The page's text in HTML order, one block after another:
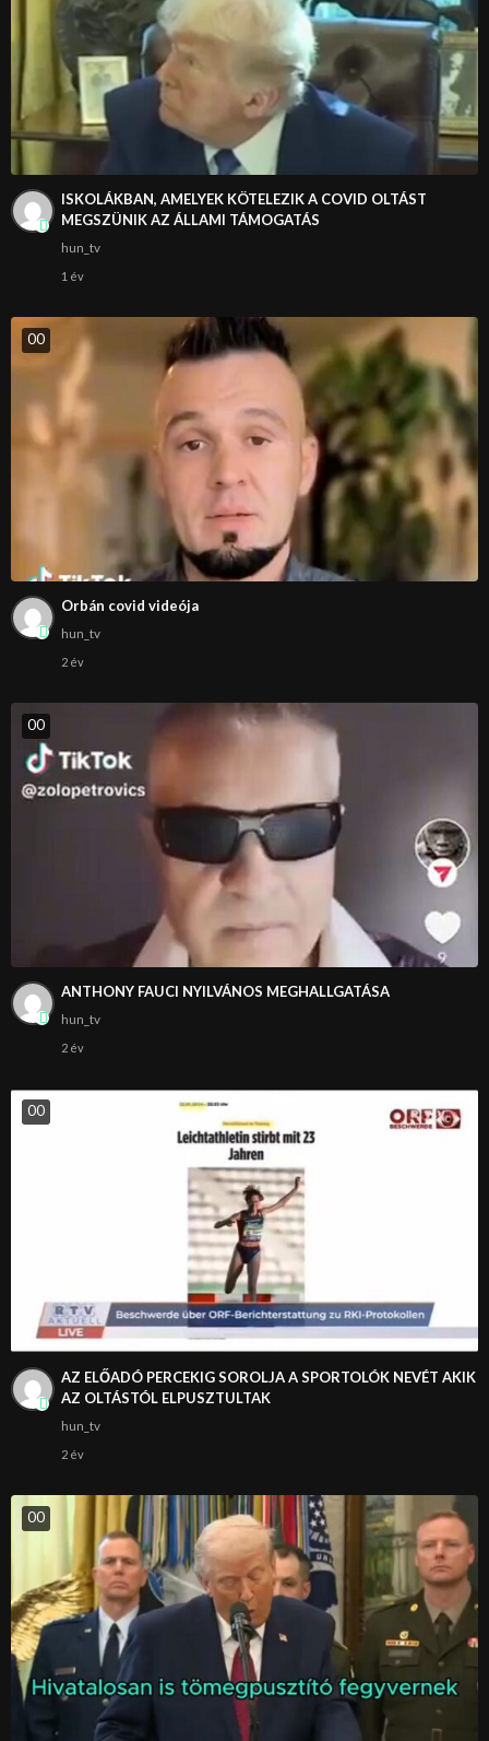
ISKOLÁKBAN, AMELYEK KÖTELEZIK A COVID OLTÁST
MEGSZÜNIK AZ ÁLLAMI TÁMOGATÁS
hun_tv
1 év
00
Orbán covid videója
hun_tv
2 év
00
ANTHONY FAUCI NYILVÁNOS MEGHALLGATÁSA
hun_tv
2 év
00
AZ ELŐADÓ PERCEKIG SOROLJA A SPORTOLÓK NEVÉT AKIK
AZ OLTÁSTÓL ELPUSZTULTAK
hun_tv
2 év
00